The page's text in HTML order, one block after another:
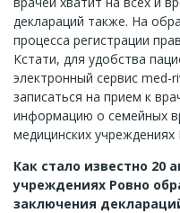
деклараций также. На
процесса регистрации
Кстати, для удобства
электронный сервис
записаться на прием к
информацию о семейных
медицинских учреждениях
Как стало известно 20
учреждениях Ровно
заключения